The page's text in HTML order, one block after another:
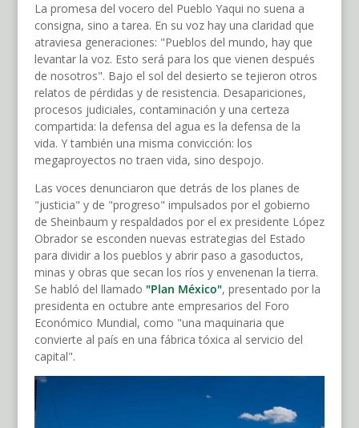
La promesa del vocero del Pueblo Yaqui no suena a
consigna, sino a tarea. En su voz hay una claridad que
atraviesa generaciones: "Pueblos del mundo, hay que
levantar la voz. Esto será para los que vienen después
de nosotros". Bajo el sol del desierto se tejieron otros
relatos de pérdidas y de resistencia. Desapariciones,
procesos judiciales, contaminación y una certeza
compartida: la defensa del agua es la defensa de la
vida. Y también una misma convicción: los
megaproyectos no traen vida, sino despojo.
Las voces denunciaron que detrás de los planes de
"justicia" y de "progreso" impulsados por el gobierno
de Sheinbaum y respaldados por el ex presidente López
Obrador se esconden nuevas estrategias del Estado
para dividir a los pueblos y abrir paso a gasoductos,
minas y obras que secan los ríos y envenenan la tierra.
Se habló del llamado "Plan México", presentado por la
presidenta en octubre ante empresarios del Foro
Económico Mundial, como "una maquinaria que
convierte al país en una fábrica tóxica al servicio del
capital".